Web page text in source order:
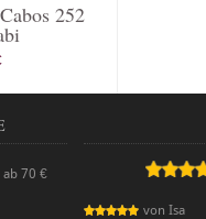
252
ab 70 €
von Isa